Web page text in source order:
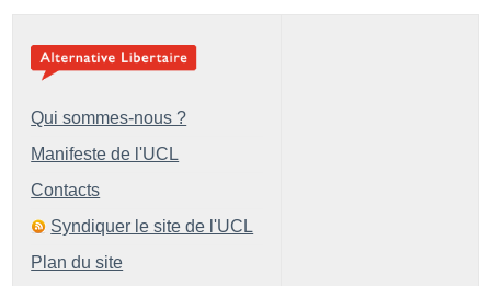
Qui sommes-nous ?
Manifeste de l'UCL
Contacts
Syndiquer le site de l'UCL
Plan du site